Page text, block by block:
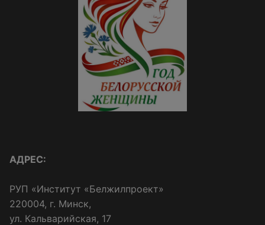
АДРЕС:
РУП «Институт «Белжилпроект»
220004, г. Минск,
ул. Кальварийская, 17